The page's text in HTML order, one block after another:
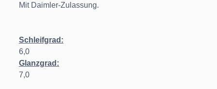
Mit Daimler-Zulassung.
Schleifgrad:
6,0
Glanzgrad:
7,0